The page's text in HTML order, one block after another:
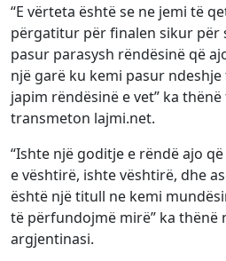
“E vërteta është se ne jemi të
përgatitur për finalen sikur për
pasur parasysh rëndësinë që
një garë ku kemi pasur ndeshje
japim rëndësinë e vet” ka
transmeton lajmi.net.
“Ishte një goditje e rëndë ajo
e vështirë, ishte vështirë, dhe
është një titull ne kemi
të përfundojmë mirë” ka thënë
argjentinasi.